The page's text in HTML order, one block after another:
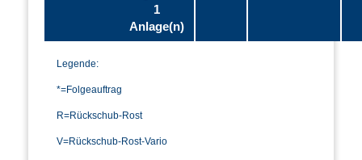
1
Anlage(n)
Legende:
*=Folgeauftrag
R=Rückschub-Rost
V=Rückschub-Rost-Vario